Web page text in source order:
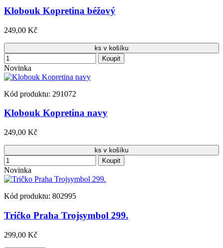
Klobouk Kopretina béžový
249,00 Kč
ks v košíku
Koupit
Novinka
Kód produktu: 291072
Klobouk Kopretina navy
249,00 Kč
ks v košíku
Koupit
Novinka
Kód produktu: 802995
Tričko Praha Trojsymbol 299.
299,00 Kč